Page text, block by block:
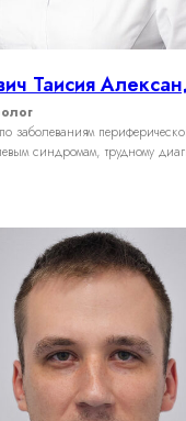
Таисия
заболеваниям
синдромам, трудному